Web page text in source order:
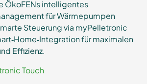
ÖkoFENs intelligentes
für Wärmepumpen
Steuerung via myPelletronic
für maximalen
Effizienz.
Touch